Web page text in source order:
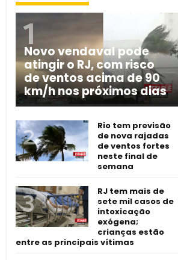
Novo vendaval pode
atingir o RJ, com risco
de ventos acima de 90
km/h nos próximos dias
Rio tem previsão
de nova rajadas
de ventos fortes
neste final de
semana
RJ tem mais de
sete mil casos de
intoxicação
exógena;
crianças estão
entre as principais vítimas